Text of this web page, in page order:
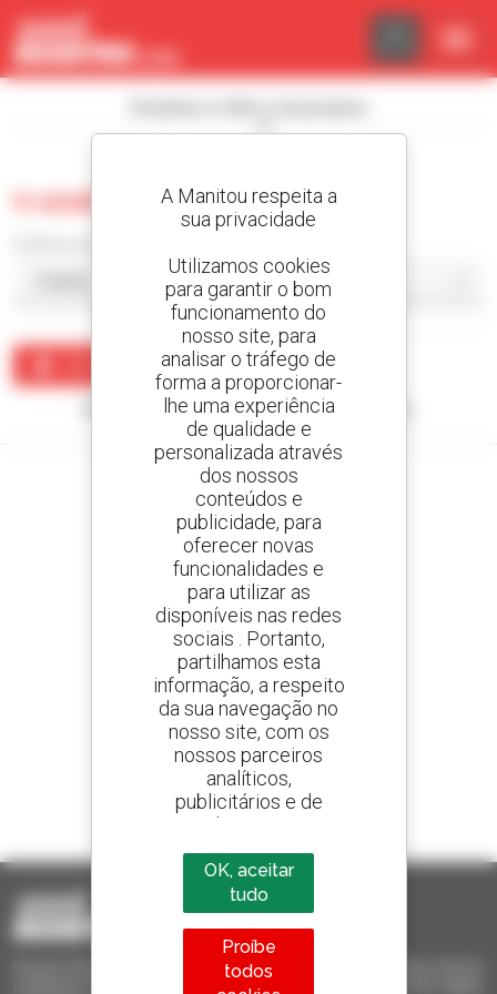
0 usado compactador
Criar um alerta
Nenhum resultado corresponde à sua pesquisa.
Crie os seus alertas
e receba anúncios de equipamentos usados
800 concessionários
A Manitou em todo o mundo
1 em cada 4 telescópicos
vendido no mundo é um manitou
Invia le richieste a più concessionari contemporaneamente, ricevi le
notifiche in base agli alert impostati. Tutto questo dal tuo PC, tablet
Painel de Gerenciamento de Cookies
A Manitou respeita a
sua privacidade
Utilizamos cookies
para garantir o bom
funcionamento do
nosso site, para
analisar o tráfego de
forma a proporcionar-
lhe uma experiência
de qualidade e
personalizada através
dos nossos
conteúdos e
publicidade, para
oferecer novas
funcionalidades e
para utilizar as
disponíveis nas redes
sociais . Portanto,
partilhamos esta
informação, a respeito
da sua navegação no
nosso site, com os
nossos parceiros
analíticos,
publicitários e de
redes sociais
OK, aceitar
tudo
Proíbe
todos